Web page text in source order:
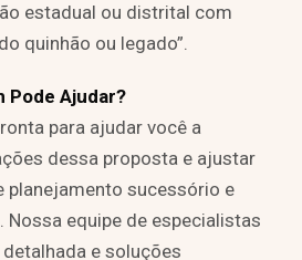
estadual ou distrital com
quinhão ou legado”.
Pode Ajudar?
para ajudar você a
dessa proposta e ajustar
planejamento sucessório e
Nossa equipe de especialistas
e soluções